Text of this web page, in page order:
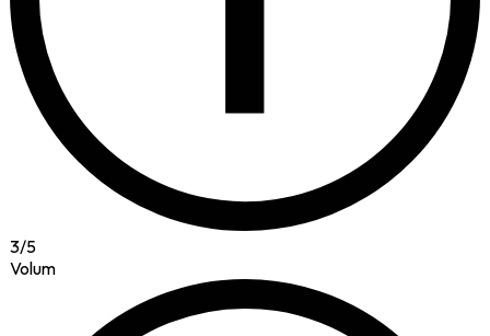
3/5
Volum